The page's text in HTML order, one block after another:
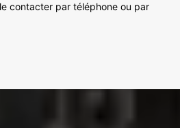
contacter par téléphone ou par